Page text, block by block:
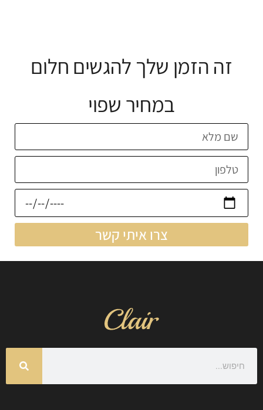
זה הזמן שלך להגשים חלום
במחיר שפוי
צרו איתי קשר